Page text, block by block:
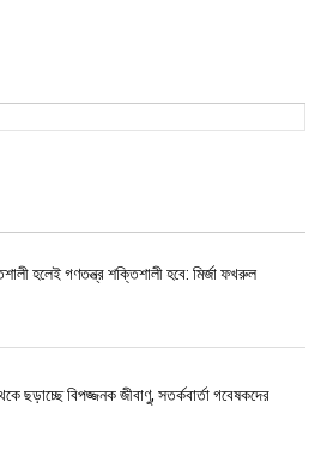
হলেই গণতন্ত্র শক্তিশালী হবে: মির্জা ফখরুল
ছড়াচ্ছে বিপজ্জনক জীবাণু, সতর্কবার্তা গবেষকদের